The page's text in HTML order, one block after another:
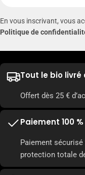
En vous inscrivant, vous
Politique de
Tout le bio livré
Offert dès 25 €
Paiement 100
Paiement
protection totale